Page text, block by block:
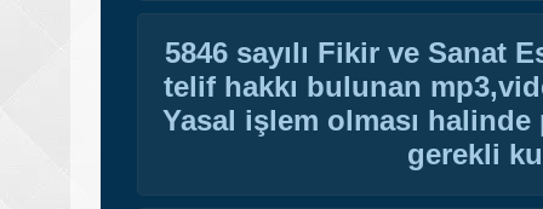
5846 sayılı Fikir ve Sanat
telif hakkı bulunan
Yasal işlem olması
gerekli